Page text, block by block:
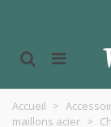
Accueil >
maillons acier >